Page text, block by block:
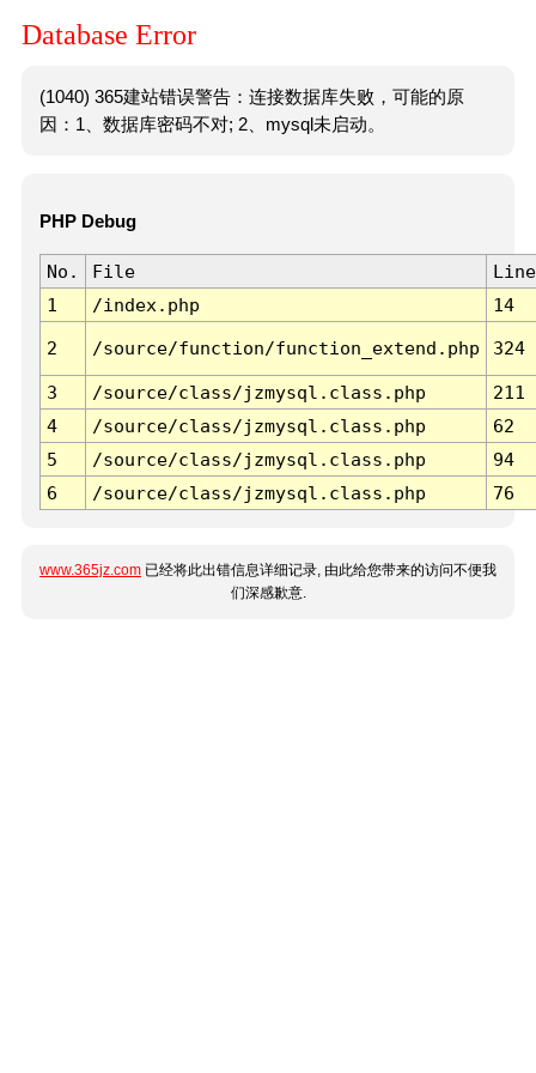
Database Error
(1040) 365建站错误警告：连接数据库失败，可能的原
因：1、数据库密码不对; 2、mysql未启动。
PHP Debug
No. File
Line
1
/index.php 14
2 /source/function/function_extend.php 324
3 /source/class/jzmysql.class.php
211
4
/source/class/jzmysql.class.php
62
5
/source/class/jzmysql.class.php
94
6
/source/class/jzmysql.class.php 76
www.365jz.com 已经将此出错信息详细记录, 由此给您带来的访问不便我
们深感歉意.